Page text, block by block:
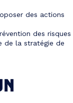
des actions
des risques
de la stratégie de